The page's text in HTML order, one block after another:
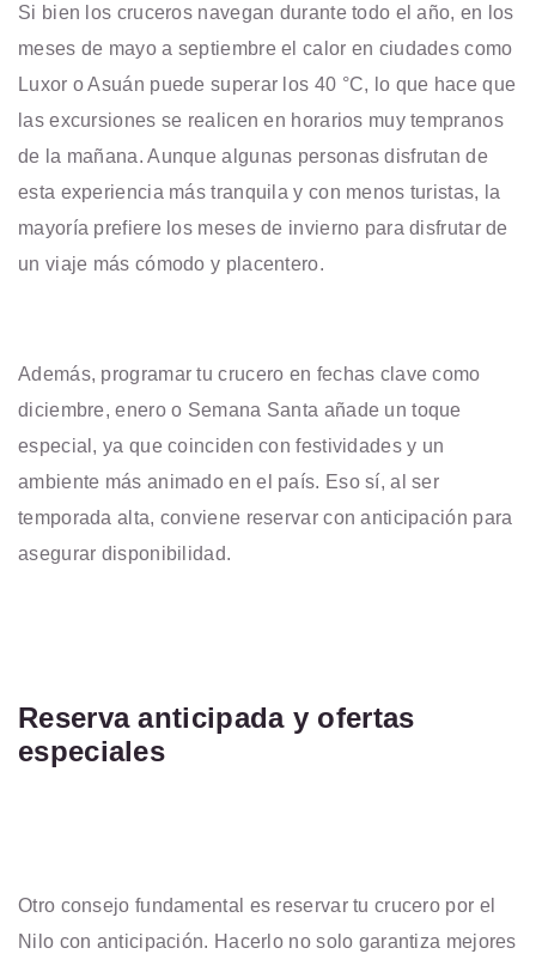
Si bien los cruceros navegan durante todo el año, en los
meses de mayo a septiembre el calor en ciudades como
Luxor o Asuán puede superar los 40 °C, lo que hace que
las excursiones se realicen en horarios muy tempranos
de la mañana. Aunque algunas personas disfrutan de
esta experiencia más tranquila y con menos turistas, la
mayoría prefiere los meses de invierno para disfrutar de
un viaje más cómodo y placentero.
Además, programar tu crucero en fechas clave como
diciembre, enero o Semana Santa añade un toque
especial, ya que coinciden con festividades y un
ambiente más animado en el país. Eso sí, al ser
temporada alta, conviene reservar con anticipación para
asegurar disponibilidad.
Reserva anticipada y ofertas
especiales
Otro consejo fundamental es reservar tu crucero por el
Nilo con anticipación. Hacerlo no solo garantiza mejores